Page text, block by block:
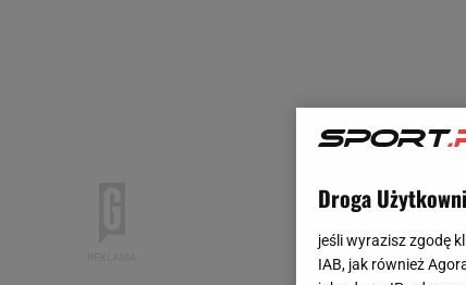
Droga
jeśli wyrazisz zgodę
IAB, jak również